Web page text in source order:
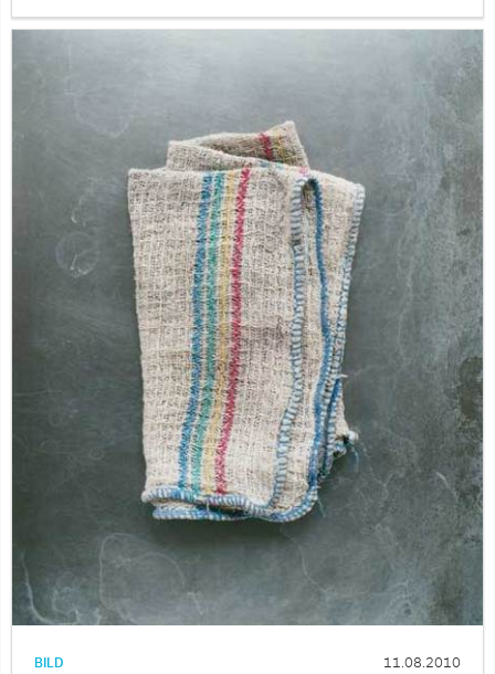
BILD 11.08.2010